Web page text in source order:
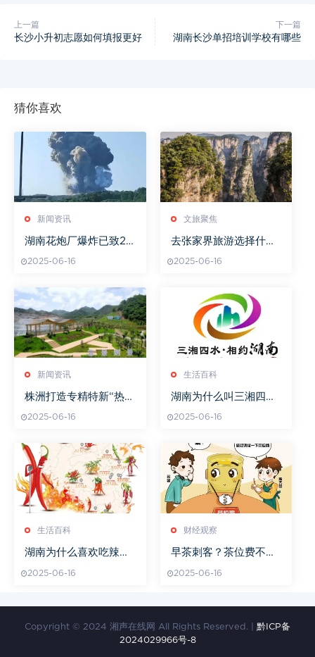
上一篇
长沙小升初志愿如何填报更好
下一篇
湖南长沙单招培训学校有哪些
猜你喜欢
新闻资讯
湖南花炮厂爆炸已致2
2025-06-16
文旅聚焦
去张家界旅游选择什么
2025-06-16
新闻资讯
株洲打造专精特新“热带
2025-06-16
生活百科
湖南为什么叫三湘四水
2025-06-16
生活百科
湖南为什么喜欢吃辣椒
2025-06-16
财经观察
早茶刺客？茶位费不能
2025-06-16
Copyright © 2024 湘声在线网 All Rights Reserved. | 黔ICP备
2024029966号-8